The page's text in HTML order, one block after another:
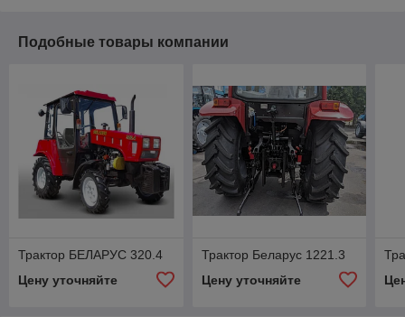
Подобные товары компании
Трактор БЕЛАРУС 320.4
Цену уточняйте
Трактор Беларус 1221.3
Цену уточняйте